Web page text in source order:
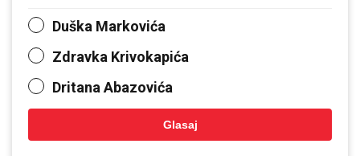
Duška Markovića
Zdravka Krivokapića
Dritana Abazovića
Glasaj